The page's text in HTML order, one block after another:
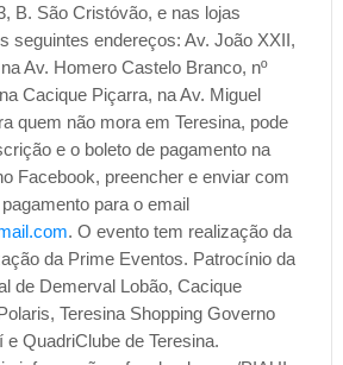
B. São Cristóvão, e nas lojas
seguintes endereços: Av. João XXII,
Av. Homero Castelo Branco, nº
Cacique Piçarra, na Av. Miguel
quem não mora em Teresina, pode
e o boleto de pagamento na
Facebook, preencher e enviar com
para o email
. O evento tem realização da
da Prime Eventos. Patrocínio da
de Demerval Lobão, Cacique
Teresina Shopping Governo
QuadriClube de Teresina.